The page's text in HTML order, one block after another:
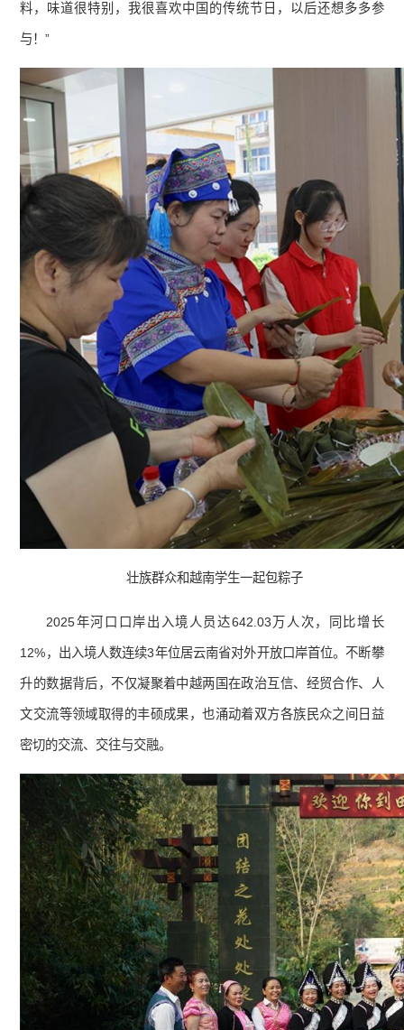
料，味道很特别，我很喜欢中国的传统节日，以后还想多多参
与！”
壮族群众和越南学生一起包粽子
2025年河口口岸出入境人员达642.03万人次，同比增长
12%，出入境人数连续3年位居云南省对外开放口岸首位。不断攀
升的数据背后，不仅凝聚着中越两国在政治互信、经贸合作、人
文交流等领域取得的丰硕成果，也涌动着双方各族民众之间日益
密切的交流、交往与交融。